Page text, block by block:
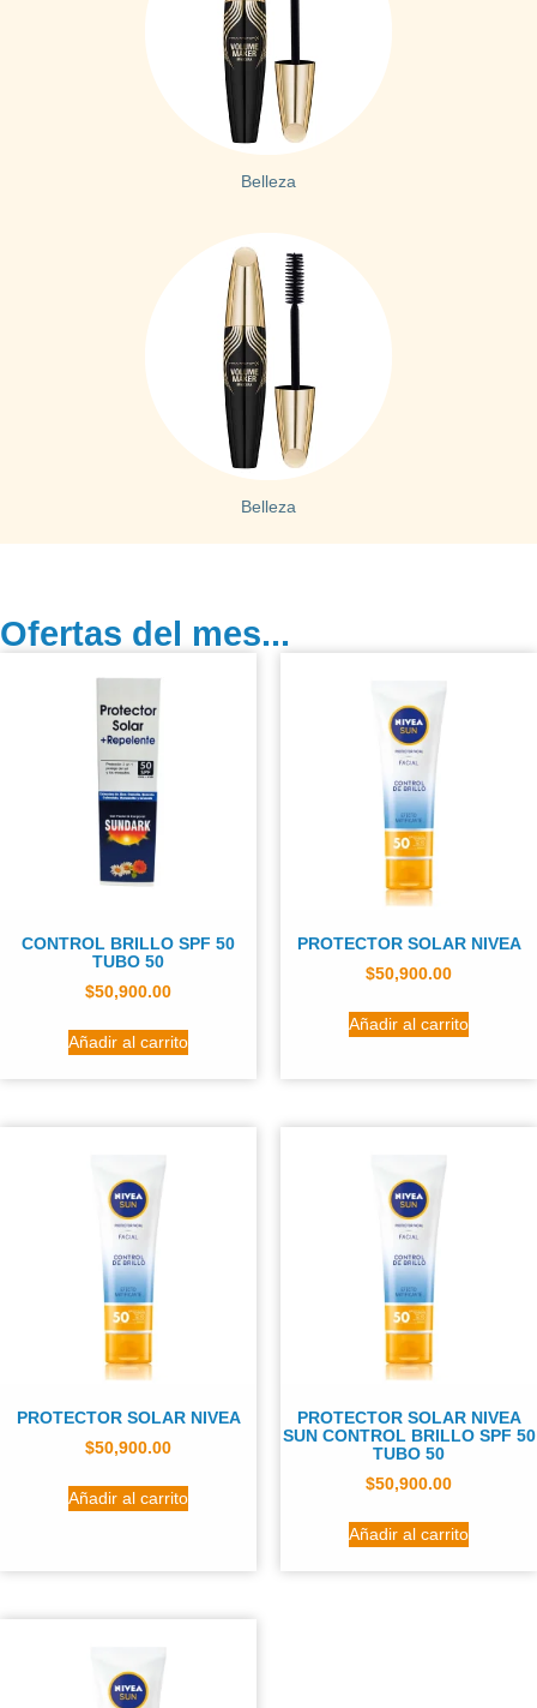
Belleza
Belleza
Ofertas del mes...
CONTROL BRILLO SPF 50
TUBO 50
$50,900.00
Añadir al carrito
PROTECTOR SOLAR NIVEA
$50,900.00
Añadir al carrito
PROTECTOR SOLAR NIVEA
$50,900.00
Añadir al carrito
PROTECTOR SOLAR NIVEA
SUN CONTROL BRILLO SPF 50
TUBO 50
$50,900.00
Añadir al carrito